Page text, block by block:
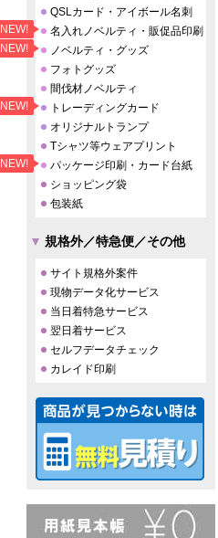
QSLカード・アイボール名刺
NEW! 名入れノベルティ・販促品印刷
NEW!
ノベルティ・グッズ
フォトグッズ
間伐材ノベルティ
NEW!
トレーディングカード
オリジナルトランプ
Tシャツ等ウェアプリント
NEW!
パッケージ印刷・カード台紙
ショッピング袋
包装紙
規格外／特急便／その他
サイト規格外案件
現物データ化サービス
当日着特急サービス
翌日着サービス
セルフデータチェック
カレイド印刷